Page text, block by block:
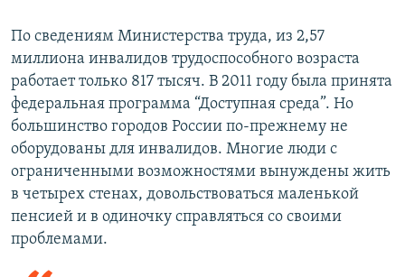
По сведениям Министерства труда, из 2,57
миллиона инвалидов трудоспособного возраста
работает только 817 тысяч. В 2011 году была принята
федеральная программа “Доступная среда”. Но
большинство городов России по-прежнему не
оборудованы для инвалидов. Многие люди с
ограниченными возможностями вынуждены жить
в четырех стенах, довольствоваться маленькой
пенсией и в одиночку справляться со своими
проблемами.